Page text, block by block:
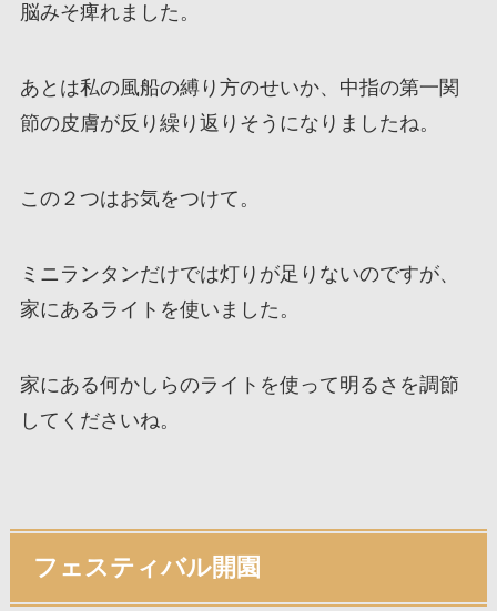
脳みそ痺れました。
あとは私の風船の縛り方のせいか、中指の第一関
節の皮膚が反り繰り返りそうになりましたね。
この２つはお気をつけて。
ミニランタンだけでは灯りが足りないのですが、
家にあるライトを使いました。
家にある何かしらのライトを使って明るさを調節
してくださいね。
フェスティバル開園